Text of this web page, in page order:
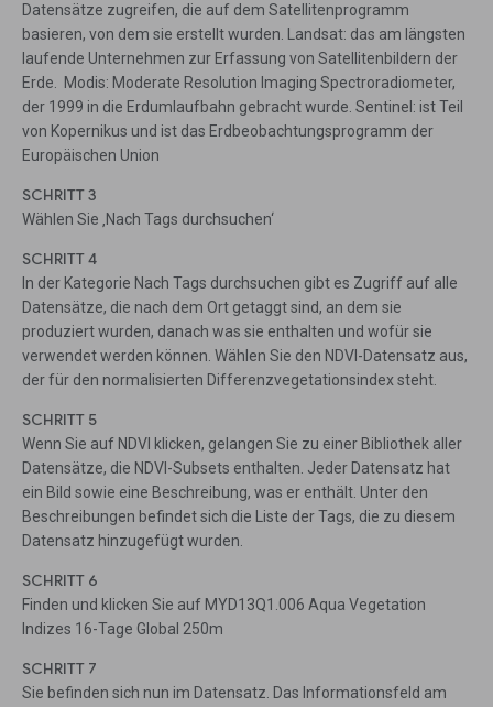
Datensätze zugreifen, die auf dem Satellitenprogramm
basieren, von dem sie erstellt wurden. Landsat: das am längsten
laufende Unternehmen zur Erfassung von Satellitenbildern der
Erde. Modis: Moderate Resolution Imaging Spectroradiometer,
der 1999 in die Erdumlaufbahn gebracht wurde. Sentinel: ist Teil
von Kopernikus und ist das Erdbeobachtungsprogramm der
Europäischen Union
SCHRITT 3
Wählen Sie ‚Nach Tags durchsuchen‘
SCHRITT 4
In der Kategorie Nach Tags durchsuchen gibt es Zugriff auf alle
Datensätze, die nach dem Ort getaggt sind, an dem sie
produziert wurden, danach was sie enthalten und wofür sie
verwendet werden können. Wählen Sie den NDVI-Datensatz aus,
der für den normalisierten Differenzvegetationsindex steht.
SCHRITT 5
Wenn Sie auf NDVI klicken, gelangen Sie zu einer Bibliothek aller
Datensätze, die NDVI-Subsets enthalten. Jeder Datensatz hat
ein Bild sowie eine Beschreibung, was er enthält. Unter den
Beschreibungen befindet sich die Liste der Tags, die zu diesem
Datensatz hinzugefügt wurden.
SCHRITT 6
Finden und klicken Sie auf MYD13Q1.006 Aqua Vegetation
Indizes 16-Tage Global 250m
SCHRITT 7
Sie befinden sich nun im Datensatz. Das Informationsfeld am